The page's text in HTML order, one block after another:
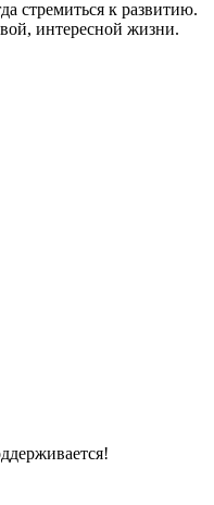
стремиться к развитию.
интересной жизни.